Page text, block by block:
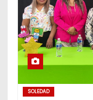
SOLEDAD